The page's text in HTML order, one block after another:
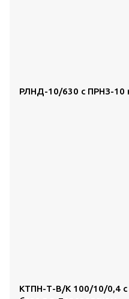
РЛНД-10/630 с ПРНЗ-10
КТПН-Т-В/К 100/10/0,4